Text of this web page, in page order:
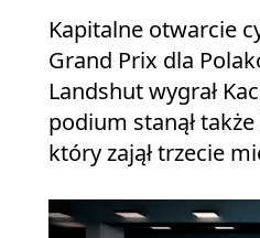
Kapitalne otwarcie
Grand Prix dla
Landshut wygrał
podium stanął
który zajął trzecie